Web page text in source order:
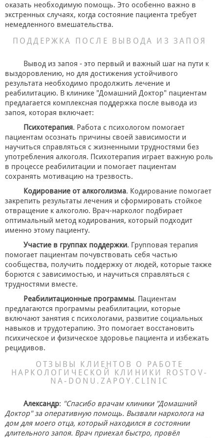
оказать необходимую помощь. Это особенно важно в
экстренных случаях, когда состояние пациента требует
немедленного вмешательства.
ПОДДЕРЖКА ПОСЛЕ ВЫВОДА ИЗ ЗАПОЯ
Вывод из запоя - это первый и важный шаг на пути к
выздоровлению, но для достижения устойчивого
результата необходимо продолжить лечение и
реабилитацию. В клинике "Домашний Доктор" пациентам
предлагается комплексная поддержка после вывода из
запоя, которая включает:
Психотерапия. Работа с психологом помогает
пациентам осознать причины своей зависимости и
научиться справляться с жизненными трудностями без
употребления алкоголя. Психотерапия играет важную роль
в процессе реабилитации и помогает пациентам
сохранять мотивацию на трезвость.
Кодирование от алкоголизма. Кодирование помогает
закрепить результаты лечения и сформировать стойкое
отвращение к алкоголю. Врач-нарколог подбирает
оптимальный метод кодирования, который подходит
именно этому пациенту.
Участие в группах поддержки. Групповая терапия
помогает пациентам почувствовать себя частью
сообщества, получить поддержку от людей, которые также
борются с зависимостью, и научиться справляться с
трудностями вместе.
Реабилитационные программы. Пациентам
предлагаются программы реабилитации, которые
включают занятия с психологами, развитие социальных
навыков и трудотерапию. Это помогает восстановить
психическое и физическое здоровье пациента и избежать
рецидивов.
ОТЗЫВЫ КЛИЕНТОВ О РАБОТЕ
НАРКОЛОГИЧЕСКОЙ КЛИНИКИ ROSTOV-
NA-DONU.ZAPOY.CLINIC
Александр: "Спасибо врачам клиники "Домашний
Доктор" за оперативную помощь. Вызвали нарколога на
дом для моего отца, который находился в состоянии
длительного запоя. Врач приехал быстро, провёл